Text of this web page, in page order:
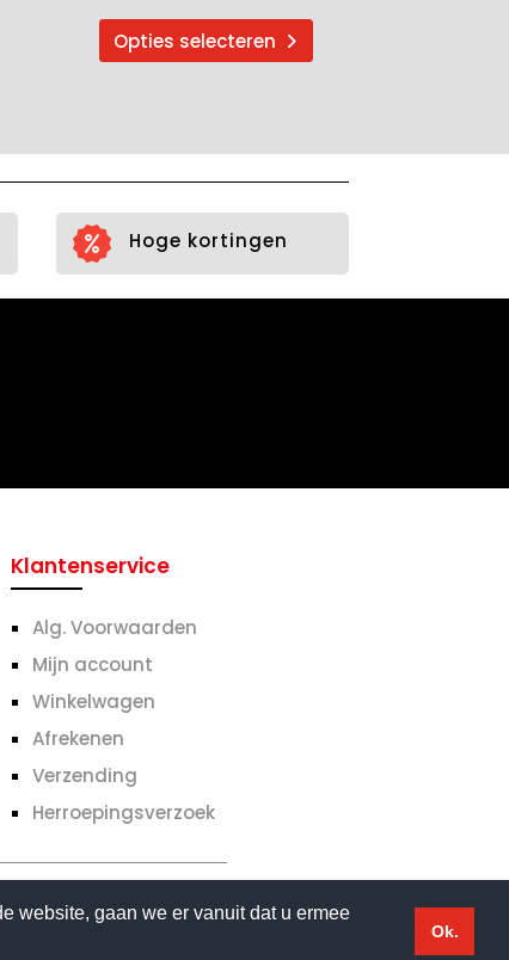
website, gaan we er vanuit dat u ermee
Ok.
Opties selecteren
Dit
worden
Hoge kortingen
Klantenservice
Alg. Voorwaarden
Mijn account
Winkelwagen
Afrekenen
Verzending
Herroepingsverzoek
gemaakt door Flexamedia